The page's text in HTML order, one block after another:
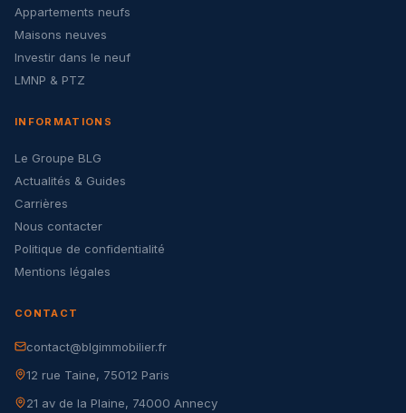
Appartements neufs
Maisons neuves
Investir dans le neuf
LMNP & PTZ
INFORMATIONS
Le Groupe BLG
Actualités & Guides
Carrières
Nous contacter
Politique de confidentialité
Mentions légales
CONTACT
contact@blgimmobilier.fr
12 rue Taine, 75012 Paris
21 av de la Plaine, 74000 Annecy